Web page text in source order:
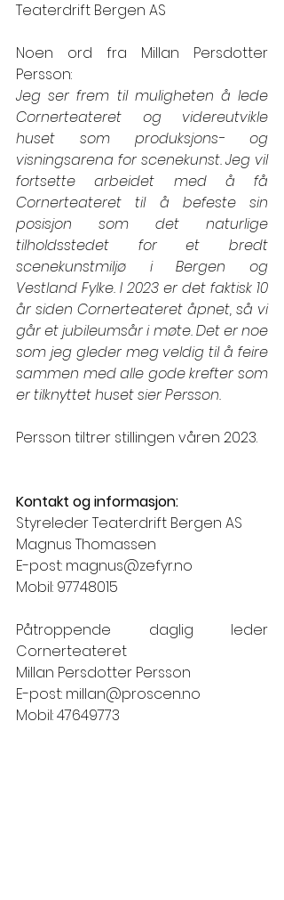
Teaterdrift Bergen AS
Noen ord fra Millan Persdotter
Persson:
Jeg ser frem til muligheten å lede
Cornerteateret og videreutvikle
huset som produksjons- og
visningsarena for scenekunst. Jeg vil
fortsette arbeidet med å få
Cornerteateret til å befeste sin
posisjon som det naturlige
tilholdsstedet for et bredt
scenekunstmiljø i Bergen og
Vestland Fylke. I 2023 er det faktisk 10
år siden Cornerteateret åpnet, så vi
går et jubileumsår i møte. Det er noe
som jeg gleder meg veldig til å feire
sammen med alle gode krefter som
er tilknyttet huset sier Persson.
Persson tiltrer stillingen våren 2023.
Kontakt og informasjon:
Styreleder Teaterdrift Bergen AS
Magnus Thomassen
E-post: magnus@zefyr.no
Mobil: 97748015
Påtroppende daglig leder
Cornerteateret
Millan Persdotter Persson
E-post: millan@proscen.no
Mobil: 47649773